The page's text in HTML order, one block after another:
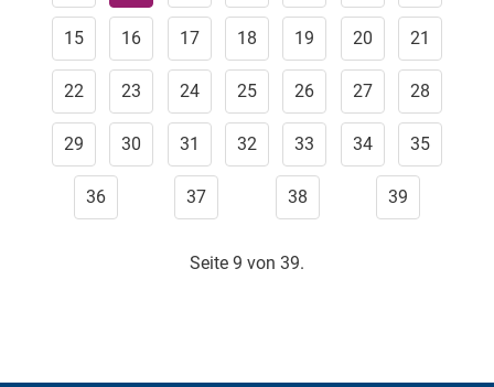
15 16 17 18 19 20 21
22 23 24 25 26 27 28
29 30 31 32 33 34 35
36 37 38 39
Seite 9 von 39.